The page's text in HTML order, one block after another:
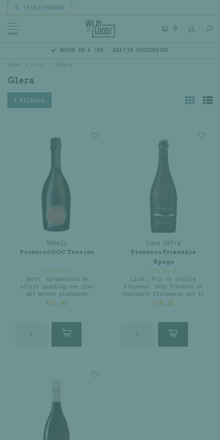
+31621864863
MENU
0
BOVEN DE € 100,- GRATIS VERZENDING
Home Druif Glera
Glera
Filters
Rebuli
Prosecco DOC Treviso
Zacht, sprankelend en
altijd gezellig een glas
dat meteen glimlachen
brengt.
€11,95
Casa Défra
Prosecco Frizzante
Spago
Licht, fris en vrolijk
bruisend: deze Prosecco is
basically Italiaanse zon in
een fles.
€10,25